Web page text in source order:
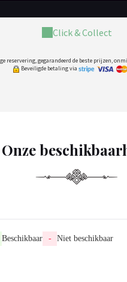
Click & Collect
reservering, gegarandeerd de beste prijzen,
Beveiligde betaling via
Onze
Beschikbaar - Niet beschikbaar